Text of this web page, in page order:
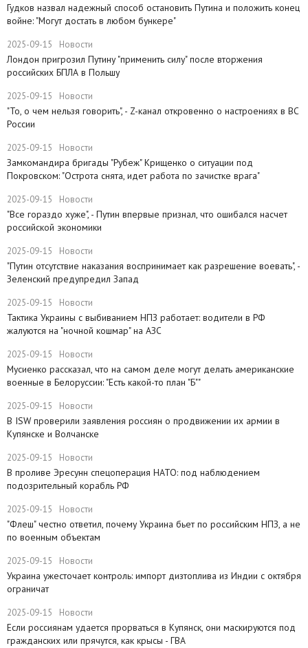
Гудков назвал надежный способ остановить Путина и положить конец
войне: "Могут достать в любом бункере"
2025-09-15 Новости
Лондон пригрозил Путину "применить силу" после вторжения
российских БПЛА в Польшу
2025-09-15 Новости
"То, о чем нельзя говорить", - Z-канал откровенно о настроениях в ВС
России
2025-09-15 Новости
Замкомандира бригады "Рубеж" Крищенко​ о ситуации под
Покровском: "Острота снята, идет работа по зачистке врага"
2025-09-15 Новости
"Все гораздо хуже", - Путин впервые признал, что ошибался насчет
российской экономики
2025-09-15 Новости
​"Путин отсутствие наказания воспринимает как разрешение воевать", -
Зеленский предупредил Запад
2025-09-15 Новости
Тактика Украины с выбиванием НПЗ работает: водители в РФ
жалуются на "ночной кошмар" на АЗС
2025-09-15 Новости
Мусиенко рассказал, что на самом деле могут делать американские
военные в Белоруссии: "Есть какой-то план "Б""
2025-09-15 Новости
В ISW проверили заявления россиян о продвижении их армии в
Купянске и Волчанске
2025-09-15 Новости
​В проливе Эресунн спецоперация НАТО: под наблюдением
подозрительный корабль РФ
2025-09-15 Новости
"Флеш" честно ответил, почему Украина бьет по российским НПЗ, а не
по военным объектам
2025-09-15 Новости
Украина ужесточает контроль: импорт дизтоплива из Индии с октября
ограничат
2025-09-15 Новости
Если россиянам удается прорваться в Купянск, они маскируются под
гражданских или прячутся, как крысы - ГВА